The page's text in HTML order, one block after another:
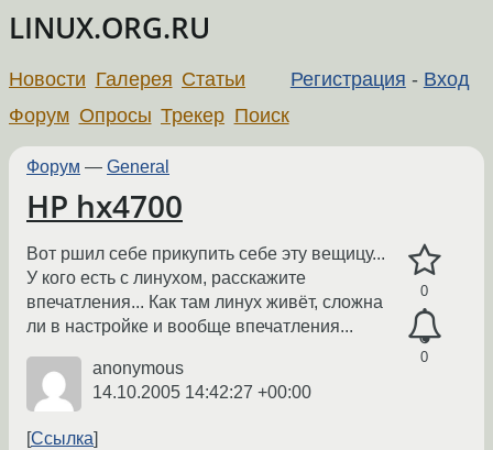
LINUX.ORG.RU
Регистрация - Вход
Новости Галерея Статьи
Форум Опросы Трекер Поиск
Форум — General
HP hx4700
0
0
Вот ршил себе прикупить себе эту вещицу...
У кого есть с линухом, расскажите
впечатления... Как там линух живёт, сложна
ли в настройке и вообще впечатления...
anonymous
14.10.2005 14:42:27 +00:00
Ссылка